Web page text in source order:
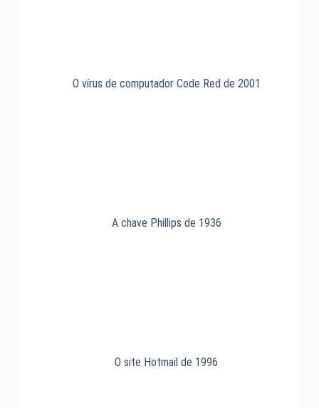
O vírus de computador Code Red de 2001
A chave Phillips de 1936
O site Hotmail de 1996